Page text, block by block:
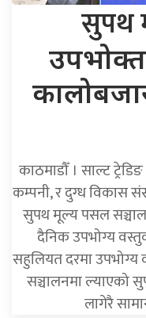
सुपथ
काठमाडौँ । साल्ट
कम्पनी, र दुग्ध विकास
सुपथ मूल्य पसल
दैनिक उपभोग्य
सहुलियत दरमा उपभोग्य
सञ्चालनमा ल्याएको
लागेरै